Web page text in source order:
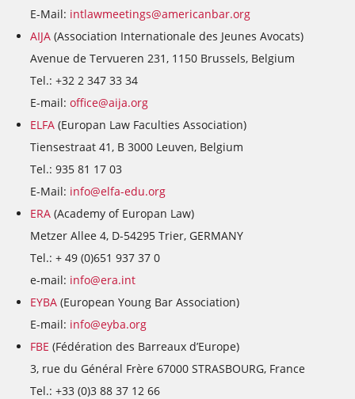
E-Mail: intlawmeetings@americanbar.org
AIJA (Association Internationale des Jeunes Avocats)
Avenue de Tervueren 231, 1150 Brussels, Belgium
Tel.: +32 2 347 33 34
E-mail: office@aija.org
ELFA (Europan Law Faculties Association)
Tiensestraat 41, B 3000 Leuven, Belgium
Tel.: 935 81 17 03
E-Mail: info@elfa-edu.org
ERA (Academy of Europan Law)
Metzer Allee 4, D-54295 Trier, GERMANY
Tel.: + 49 (0)651 937 37 0
e-mail: info@era.int
EYBA (European Young Bar Association)
E-mail: info@eyba.org
FBE (Fédération des Barreaux d’Europe)
3, rue du Général Frère 67000 STRASBOURG, France
Tel.: +33 (0)3 88 37 12 66